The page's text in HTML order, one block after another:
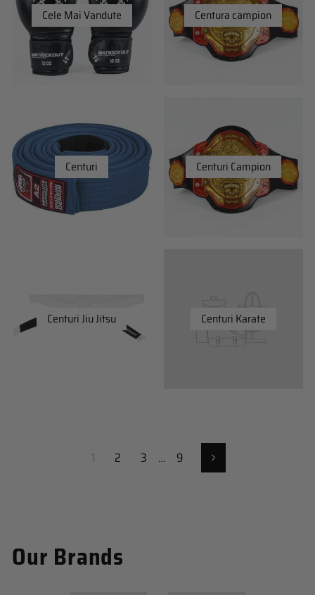
Cele Mai Vandute Centura campion
Centuri Centuri Campion
Centuri Jiu Jitsu Centuri Karate
1 2 3 … 9 Urmatorul
Our Brands